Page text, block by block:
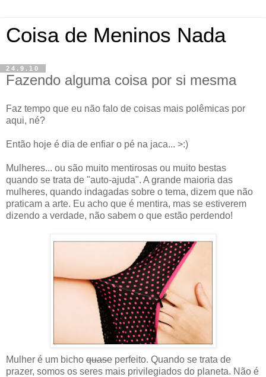
Coisa de Meninos Nada
24.9.10
Fazendo alguma coisa por si mesma
Faz tempo que eu não falo de coisas mais polêmicas por
aqui, né?
Então hoje é dia de enfiar o pé na jaca... >:)
Mulheres... ou são muito mentirosas ou muito bestas
quando se trata de "auto-ajuda". A grande maioria das
mulheres, quando indagadas sobre o tema, dizem que não
praticam a arte. Eu acho que é mentira, mas se estiverem
dizendo a verdade, não sabem o que estão perdendo!
Mulher é um bicho quase perfeito. Quando se trata de
prazer, somos os seres mais privilegiados do planeta. Não é